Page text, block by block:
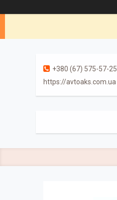
+380 (67) 575-57-25
https://avtoaks.com.ua